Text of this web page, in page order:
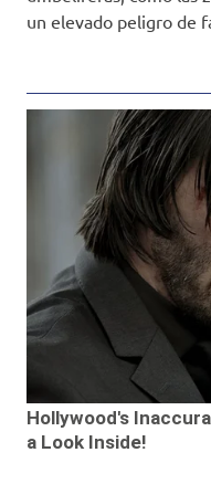
un elevado peligro de